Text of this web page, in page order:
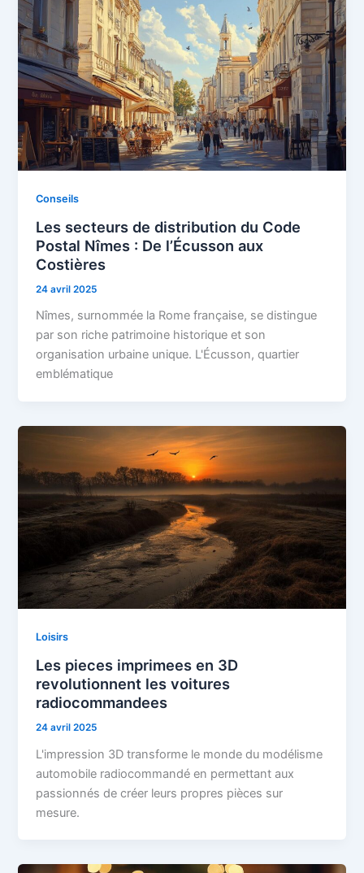
Conseils
Les secteurs de distribution du Code
Postal Nîmes : De l’Écusson aux
Costières
24 avril 2025
Nîmes, surnommée la Rome française, se distingue
par son riche patrimoine historique et son
organisation urbaine unique. L'Écusson, quartier
emblématique
Loisirs
Les pieces imprimees en 3D
revolutionnent les voitures
radiocommandees
24 avril 2025
L'impression 3D transforme le monde du modélisme
automobile radiocommandé en permettant aux
passionnés de créer leurs propres pièces sur
mesure.